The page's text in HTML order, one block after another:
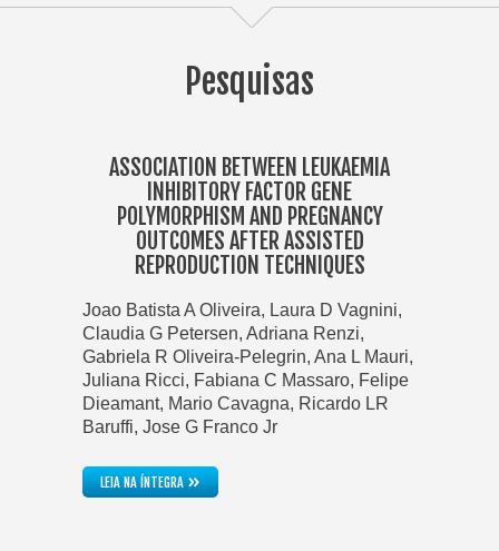
Pesquisas
ASSOCIATION BETWEEN LEUKAEMIA
INHIBITORY FACTOR GENE
POLYMORPHISM AND PREGNANCY
OUTCOMES AFTER ASSISTED
REPRODUCTION TECHNIQUES
Joao Batista A Oliveira, Laura D Vagnini,
Claudia G Petersen, Adriana Renzi,
Gabriela R Oliveira-Pelegrin, Ana L Mauri,
Juliana Ricci, Fabiana C Massaro, Felipe
Dieamant, Mario Cavagna, Ricardo LR
Baruffi, Jose G Franco Jr
LEIA NA ÍNTEGRA»